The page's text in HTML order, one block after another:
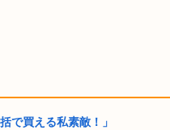
で買える私素敵！」